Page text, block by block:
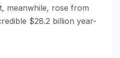
meanwhile, rose from
$28.2 billion year-